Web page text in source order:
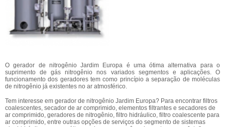
O gerador de nitrogênio Jardim Europa é uma ótima alternativa para o
suprimento de gás nitrogênio nos variados segmentos e aplicações. O
funcionamento dos geradores tem como princípio a separação de moléculas
de nitrogênio já existentes no ar atmosférico.
Tem interesse em gerador de nitrogênio Jardim Europa? Para encontrar filtros
coalescentes, secador de ar comprimido, elementos filtrantes e secadores de
ar comprimido, geradores de nitrogênio, filtro hidráulico, filtro coalescente para
ar comprimido, entre outras opções de serviços do segmento de sistemas